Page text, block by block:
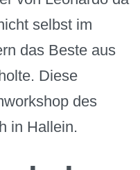
selbst im
das Beste aus
Diese
des
in Hallein.